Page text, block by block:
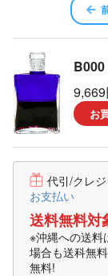
お
代引/クレ
お支払い
送料無料対
※沖縄への送料
場合も送科無
無料!